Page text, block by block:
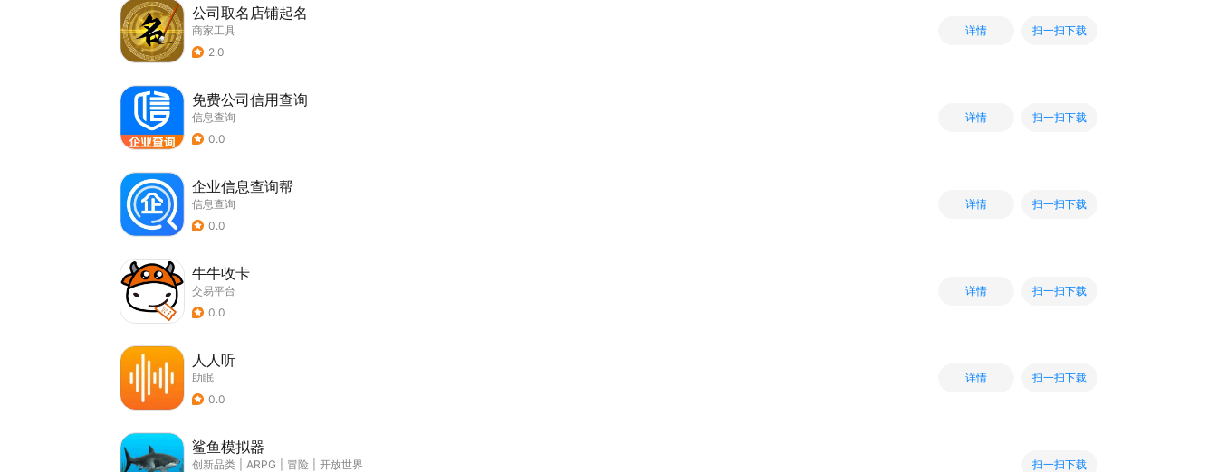
公司取名店铺起名
商家工具
2.0
详情 扫一扫下载
免费公司信用查询
信息查询
0.0
详情 扫一扫下载
企业信息查询帮
信息查询
0.0
详情 扫一扫下载
牛牛收卡
交易平台
0.0
详情 扫一扫下载
人人听
助眠
0.0
详情 扫一扫下载
鲨鱼模拟器
创新品类 ARPG 冒险
开放世界
扫一扫下载